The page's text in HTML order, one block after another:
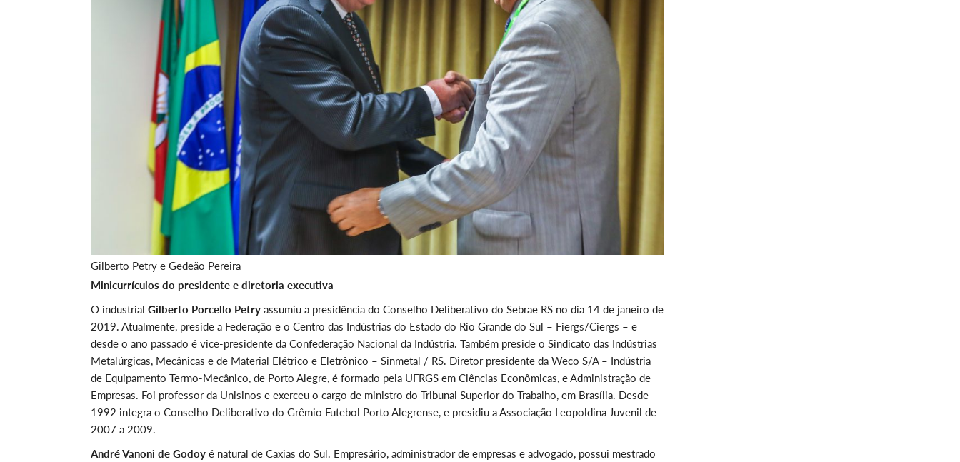
Gilberto Petry e Gedeão Pereira
Minicurrículos do presidente e diretoria executiva
O industrial Gilberto Porcello Petry assumiu a presidência do Conselho Deliberativo do Sebrae RS no dia 14 de janeiro de
2019. Atualmente, preside a Federação e o Centro das Indústrias do Estado do Rio Grande do Sul – Fiergs/Ciergs – e
desde o ano passado é vice-presidente da Confederação Nacional da Indústria. Também preside o Sindicato das Indústrias
Metalúrgicas, Mecânicas e de Material Elétrico e Eletrônico – Sinmetal / RS. Diretor presidente da Weco S/A – Indústria
de Equipamento Termo-Mecânico, de Porto Alegre, é formado pela UFRGS em Ciências Econômicas, e Administração de
Empresas. Foi professor da Unisinos e exerceu o cargo de ministro do Tribunal Superior do Trabalho, em Brasília. Desde
1992 integra o Conselho Deliberativo do Grêmio Futebol Porto Alegrense, e presidiu a Associação Leopoldina Juvenil de
2007 a 2009.
André Vanoni de Godoy é natural de Caxias do Sul. Empresário, administrador de empresas e advogado, possui mestrado